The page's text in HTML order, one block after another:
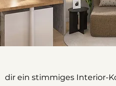
dir ein stimmiges Interior-